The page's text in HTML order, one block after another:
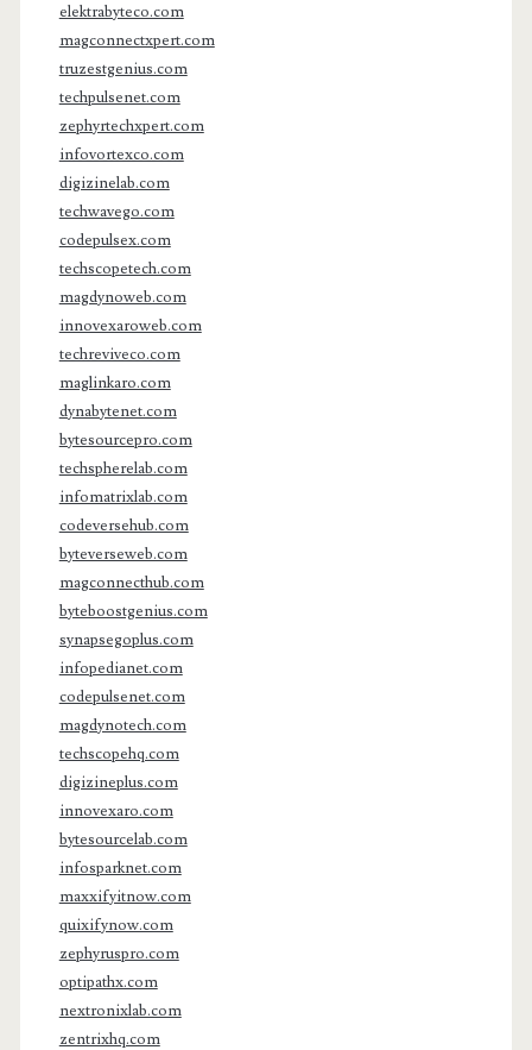
elektrabyteco.com
magconnectxpert.com
truzestgenius.com
techpulsenet.com
zephyrtechxpert.com
infovortexco.com
digizinelab.com
techwavego.com
codepulsex.com
techscopetech.com
magdynoweb.com
innovexaroweb.com
techreviveco.com
maglinkaro.com
dynabytenet.com
bytesourcepro.com
techspherelab.com
infomatrixlab.com
codeversehub.com
byteverseweb.com
magconnecthub.com
byteboostgenius.com
synapsegoplus.com
infopedianet.com
codepulsenet.com
magdynotech.com
techscopehq.com
digizineplus.com
innovexaro.com
bytesourcelab.com
infosparknet.com
maxxifyitnow.com
quixifynow.com
zephyruspro.com
optipathx.com
nextronixlab.com
zentrixhq.com